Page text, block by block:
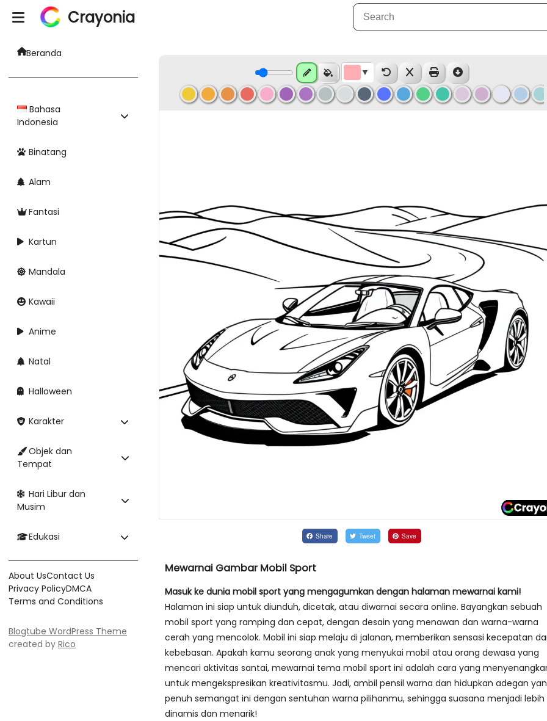
Crayonia
Beranda
Bahasa
Indonesia
Binatang
Alam
Fantasi
Kartun
Mandala
Kawaii
Anime
Natal
Halloween
Karakter
Objek dan
Tempat
Hari Libur dan
Musim
Edukasi
About UsContact Us
Privacy PolicyDMCA
Terms and Conditions
Blogtube WordPress Theme
created by Rico
Share Tweet Save
Mewarnai Gambar Mobil Sport
Masuk ke dunia mobil sport yang mengagumkan dengan halaman mewarnai kami!
Halaman ini siap untuk diunduh, dicetak, atau diwarnai secara online. Bayangkan sebuah
mobil sport yang ramping dan cepat, dengan desain yang menawan dan warna-warna
cerah yang mencolok. Mobil ini siap melaju di jalanan, memberikan sensasi kecepatan
kebebasan. Apakah kamu seorang anak yang menyukai mobil atau orang dewasa yang
mencari aktivitas santai, mewarnai tema mobil sport ini adalah cara yang
untuk mengekspresikan kreativitasmu. Jadi, ambil pensil warna dan hidupkan adegan
penuh semangat ini dengan sentuhan warna pilihanmu, sehingga suasana menjadi lebih
dinamis dan menarik!